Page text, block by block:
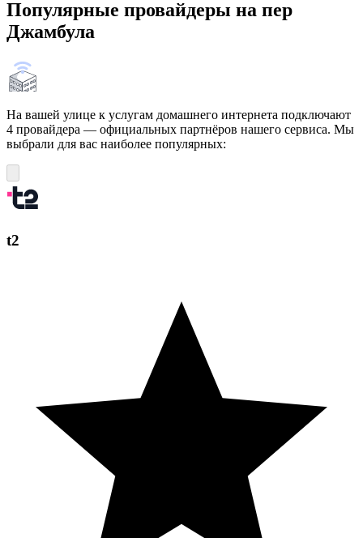
Популярные провайдеры на пер
Джамбула
На вашей улице к услугам домашнего интернета подключают
4 провайдера — официальных партнёров нашего сервиса. Мы
выбрали для вас наиболее популярных:
t2